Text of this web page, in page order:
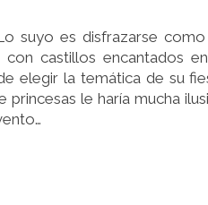
suyo es disfrazarse como
castillos encantados
elegir la temática de su
princesas le haría mucha